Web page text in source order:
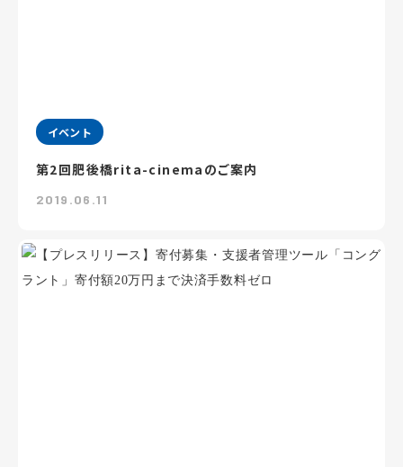
イベント
第2回肥後橋rita-cinemaのご案内
2019.06.11